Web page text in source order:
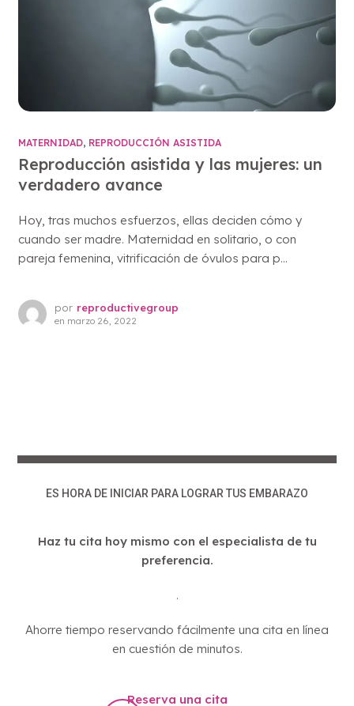
MATERNIDAD, REPRODUCCIÓN ASISTIDA
Reproducción asistida y las mujeres: un
verdadero avance
Hoy, tras muchos esfuerzos, ellas deciden cómo y
cuando ser madre. Maternidad en solitario, o con
pareja femenina, vitrificación de óvulos para p...
por reproductivegroup
en marzo 26, 2022
ES HORA DE INICIAR PARA LOGRAR TUS EMBARAZO
Haz tu cita hoy mismo con el especialista de tu
preferencia.
.
Ahorre tiempo reservando fácilmente una cita en línea
en cuestión de minutos.
Reserva una cita